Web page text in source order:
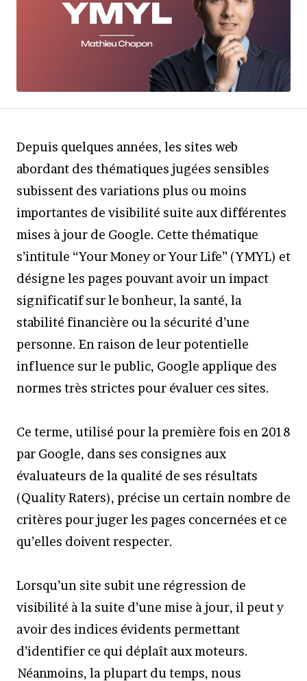
Depuis quelques années, les sites web
abordant des thématiques jugées sensibles
subissent des variations plus ou moins
importantes de visibilité suite aux différentes
mises à jour de Google. Cette thématique
s’intitule “Your Money or Your Life” (YMYL) et
désigne les pages pouvant avoir un impact
significatif sur le bonheur, la santé, la
stabilité financière ou la sécurité d’une
personne. En raison de leur potentielle
influence sur le public, Google applique des
normes très strictes pour évaluer ces sites.
Ce terme, utilisé pour la première fois en 2018
par Google, dans ses consignes aux
évaluateurs de la qualité de ses résultats
(Quality Raters), précise un certain nombre de
critères pour juger les pages concernées et ce
qu’elles doivent respecter.
Lorsqu’un site subit une régression de
visibilité à la suite d’une mise à jour, il peut y
avoir des indices évidents permettant
d’identifier ce qui déplaît aux moteurs.
Néanmoins, la plupart du temps, nous